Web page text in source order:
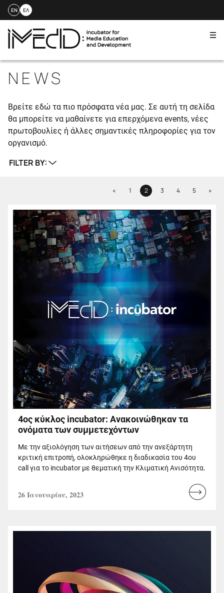
to
content
EN ΕΛ
NEWS
Βρείτε εδώ τα πιο πρόσφατα νέα μας. Σε αυτή τη σελίδα
θα μπορείτε να μαθαίνετε για επερχόμενα events, νέες
πρωτοβουλίες ή άλλες σημαντικές πληροφορίες για τον
οργανισμό.
FILTER BY:
«PreviousPage
1 Page
2 Page
3 Page
4 Page
5 »Next
4ος κύκλος incubator: Ανακοινώθηκαν τα
ονόματα των συμμετεχόντων
Με την αξιολόγηση των αιτήσεων από την ανεξάρτητη
κριτική επιτροπή, ολοκληρώθηκε η διαδικασία του 4ου
call για το incubator με θεματική την Κλιματική Ανισότητα.
26 Ιανουαρίου, 2023
Read